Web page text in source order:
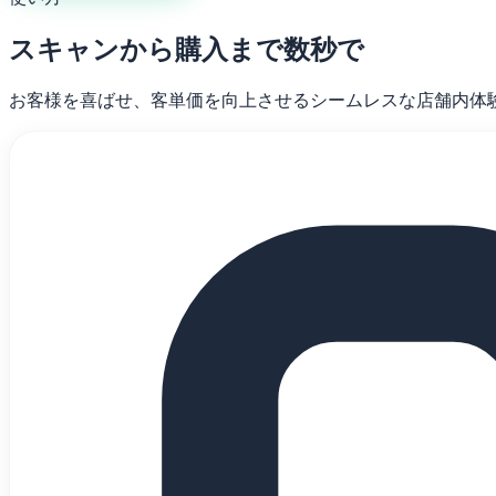
スキャンから購入まで数秒で
お客様を喜ばせ、客単価を向上させるシームレスな店舗内体